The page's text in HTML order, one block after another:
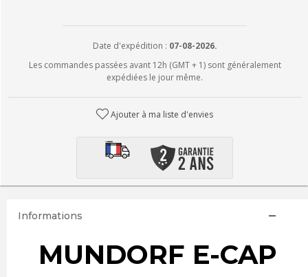
Date d'expédition : 07-08-2026.
Les commandes passées avant 12h (GMT + 1) sont généralement
expédiées le jour même.
Ajouter à ma liste d'envies
Informations
MUNDORF E-CAP